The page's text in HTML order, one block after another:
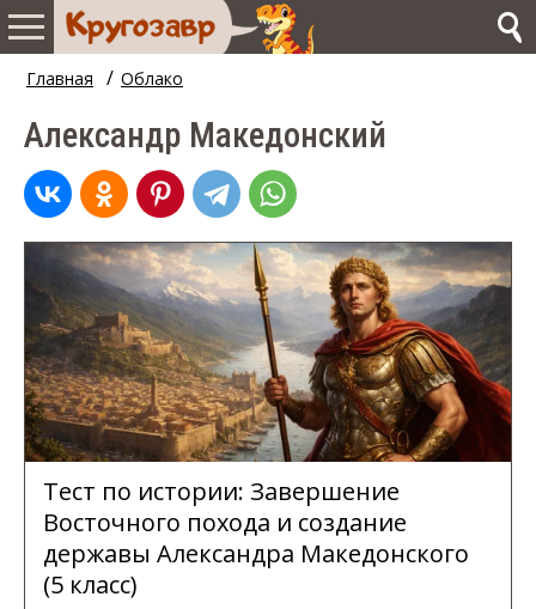
Главная / Облако
Александр Македонский
Тест по истории: Завершение
Восточного похода и создание
державы Александра Македонского
(5 класс)